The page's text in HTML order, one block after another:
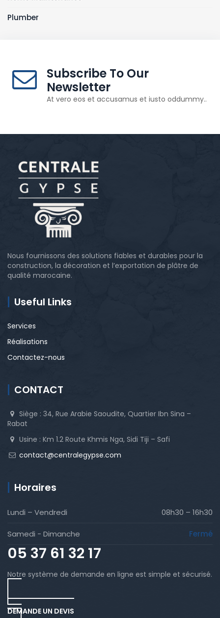
Plumber
Subscribe To Our
Newsletter
At vero eos et accusamus et iusto oddummy..
Nous fournissons des solutions fiables et durables pour la
construction, la décoration et l’exportation de plâtre de
qualité marocaine.
Useful Links
Services
Réalisations
Contactez-nous
CONTACT
Siège : 34, Rue Arabie Saoudite, Quartier Ibn Sina –
Rabat
Usine : Km 1.2 Route Khmis Nga, Sidi Tiji – Safi
contact@centralegypse.com
Horaires
Lundi – Vendredi 08h30 – 16h30
Samedi - Dimanche Fermé
05 37 61 32 17
Notre système de demande en ligne est simple et sécurisé.
DEMANDE UN DEVIS